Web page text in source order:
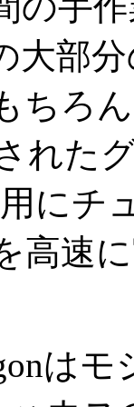
大部
ちろ
れた
用に
高速
はモ